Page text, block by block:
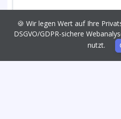
🍪 Wir legen Wert auf Ihre
DSGVO/GDPR-sichere
nutzt.